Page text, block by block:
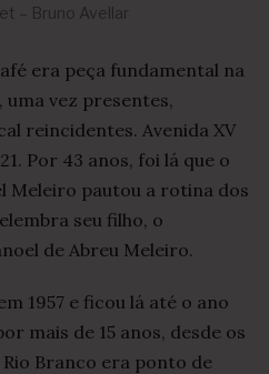
– Bruno Avellar
era peça fundamental na
vez presentes,
reincidentes. Avenida XV
Por 43 anos, foi lá que o
Meleiro pautou a rotina dos
seu filho, o
de Abreu Meleiro.
1957 e ficou lá até o ano
mais de 15 anos, desde os
Rio Branco era ponto de